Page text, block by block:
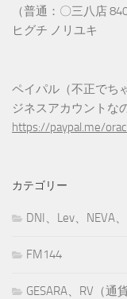
（普通：〇三八店
ヒグチ ノリユキ
ペイパル（不正でち
ジネスアカウントな
https://paypal.me/
カテゴリー
DNI、Lev、NEVA
FM144
GESARA、RV（通